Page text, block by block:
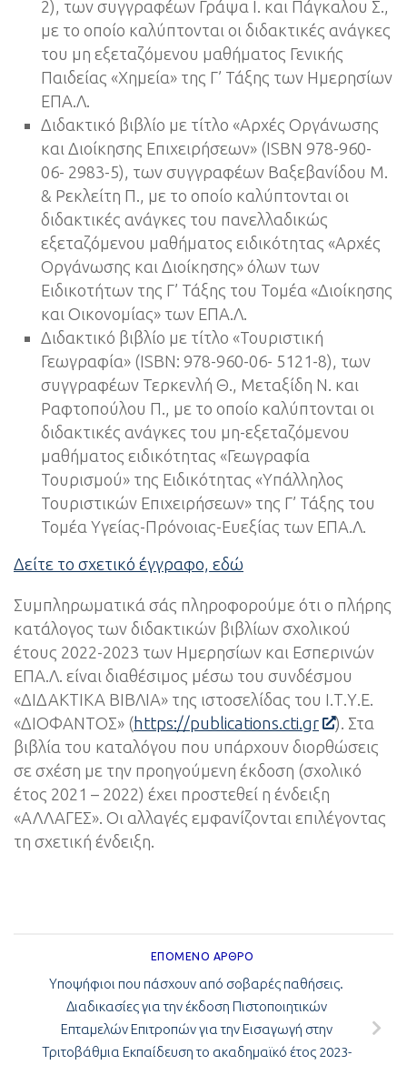
2), των συγγραφέων Γράψα Ι. και Πάγκαλου Σ.,
με το οποίο καλύπτονται οι διδακτικές ανάγκες
του μη εξεταζόμενου μαθήματος Γενικής
Παιδείας «Χημεία» της Γ’ Τάξης των Ημερησίων
ΕΠΑ.Λ.
Διδακτικό βιβλίο με τίτλο «Αρχές Οργάνωσης
και Διοίκησης Επιχειρήσεων» (ISBN 978-960-
06- 2983-5), των συγγραφέων Βαξεβανίδου Μ.
& Ρεκλείτη Π., με το οποίο καλύπτονται οι
διδακτικές ανάγκες του πανελλαδικώς
εξεταζόμενου μαθήματος ειδικότητας «Αρχές
Οργάνωσης και Διοίκησης» όλων των
Ειδικοτήτων της Γ’ Τάξης του Τομέα «Διοίκησης
και Οικονομίας» των ΕΠΑ.Λ.
Διδακτικό βιβλίο με τίτλο «Τουριστική
Γεωγραφία» (ISBN: 978-960-06- 5121-8), των
συγγραφέων Τερκενλή Θ., Μεταξίδη Ν. και
Ραφτοπούλου Π., με το οποίο καλύπτονται οι
διδακτικές ανάγκες του μη-εξεταζόμενου
μαθήματος ειδικότητας «Γεωγραφία
Τουρισμού» της Ειδικότητας «Υπάλληλος
Τουριστικών Επιχειρήσεων» της Γ’ Τάξης του
Τομέα Υγείας-Πρόνοιας-Ευεξίας των ΕΠΑ.Λ.
Δείτε το σχετικό έγγραφο, εδώ
Συμπληρωματικά σάς πληροφορούμε ότι ο πλήρης
κατάλογος των διδακτικών βιβλίων σχολικού
έτους 2022-2023 των Ημερησίων και Εσπερινών
ΕΠΑ.Λ. είναι διαθέσιμος μέσω του συνδέσμου
«ΔΙΔΑΚΤΙΚΑ ΒΙΒΛΙΑ» της ιστοσελίδας του Ι.Τ.Υ.Ε.
«ΔΙΟΦΑΝΤΟΣ» (https://publications.cti.gr
). Στα
βιβλία του καταλόγου που υπάρχουν διορθώσεις
σε σχέση με την προηγούμενη έκδοση (σχολικό
έτος 2021 – 2022) έχει προστεθεί η ένδειξη
«ΑΛΛΑΓΕΣ». Οι αλλαγές εμφανίζονται επιλέγοντας
τη σχετική ένδειξη.
ΕΠΌΜΕΝΟ ΆΡΘΡΟ
Υποψήφιοι που πάσχουν από σοβαρές παθήσεις.
Διαδικασίες για την έκδοση Πιστοποιητικών
Επταμελών Επιτροπών για την Εισαγωγή στην
Τριτοβάθμια Εκπαίδευση το ακαδημαϊκό έτος 2023-